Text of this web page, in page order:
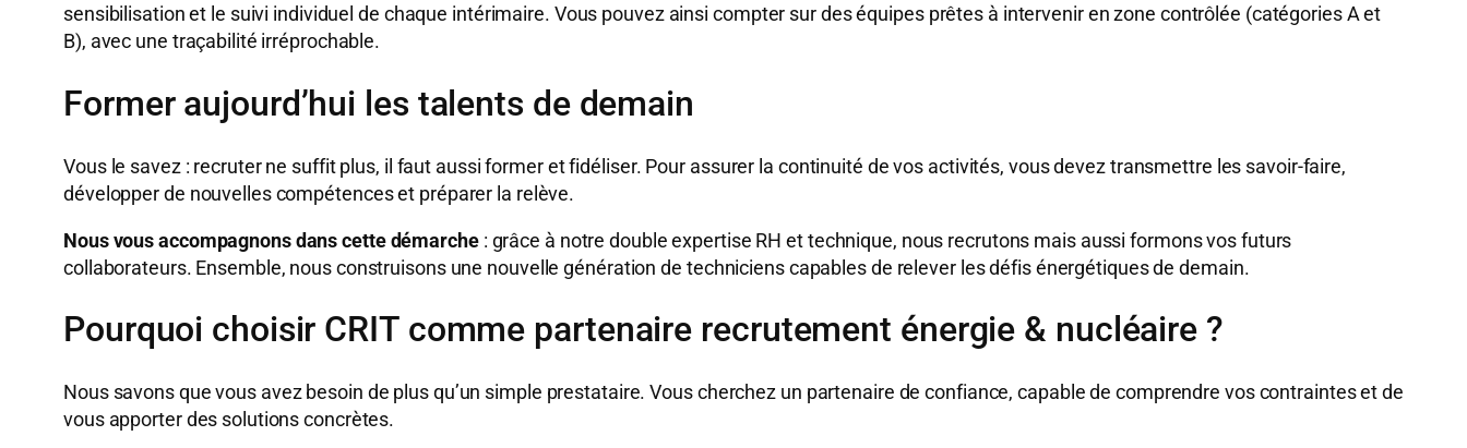
sensibilisation et le suivi individuel de chaque intérimaire. Vous pouvez ainsi compter sur des équipes prêtes à intervenir en zone contrôlée (catégories A et
B), avec une traçabilité irréprochable.
Former aujourd’hui les talents de demain
Vous le savez : recruter ne suffit plus, il faut aussi former et fidéliser. Pour assurer la continuité de vos activités, vous devez transmettre les savoir-faire,
développer de nouvelles compétences et préparer la relève.
Nous vous accompagnons dans cette démarche: grâce à notre double expertise RH et technique, nous recrutons mais aussi formons vos futurs
collaborateurs. Ensemble, nous construisons une nouvelle génération de techniciens capables de relever les défis énergétiques de demain.
Pourquoi choisir CRIT comme partenaire recrutement énergie & nucléaire ?
Nous savons que vous avez besoin de plus qu’un simple prestataire. Vous cherchez un partenaire de confiance, capable de comprendre vos contraintes et de
vous apporter des solutions concrètes.